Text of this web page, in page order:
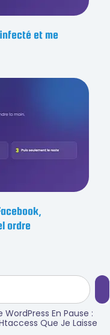
et me
ordre
En Pause :
Que Je Laisse